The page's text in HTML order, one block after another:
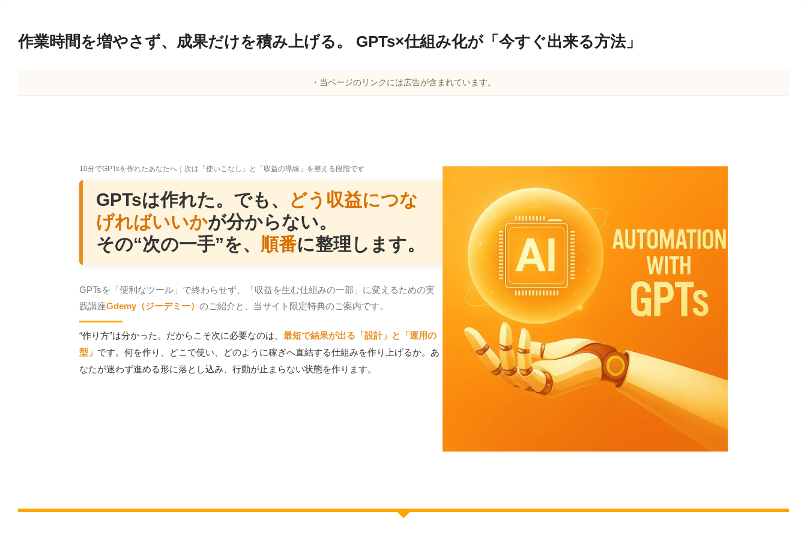
作業時間を増やさず、成果だけを積み上げる。 GPTs×仕組み化が「今すぐ出来る方法」
・当ページのリンクには広告が含まれています。
10分でGPTsを作れたあなたへ｜次は「使いこなし」と「収益の導線」を整える段階です
GPTsは作れた。 でも、
どう収益につな
げればいいかが分からない。
その“次の一手”を、 順番に整理します。
GPTsを「便利なツール」で終わらせず、
「収益を生む仕組みの一部」に変えるための実
践講座Gdemy（ジーデミー） のご紹介と、当サイト限定特典のご案内です。
“作り方”は分かった。だからこそ次に必要なのは、 最短で結果が出る「設計」と「運用の
型」 です。何を作り、どこで使い、どのように稼ぎへ直結する仕組みを作り上げるか。 あ
なたが迷わず進める形に落とし込み、行動が止まらない状態を作ります。